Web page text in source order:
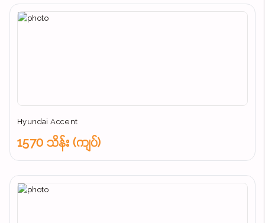
Hyundai Accent
1570 သိန်း (ကျပ်)